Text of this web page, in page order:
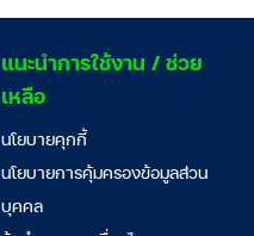
แนะนำการใช้งาน / ช่วย
เหลือ
นโยบายคุกกี้
นโยบายการคุ้มครองข้อมูลส่วน
บุคคล